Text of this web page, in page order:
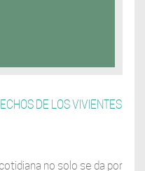
DE LOS VIVIENTES
no solo se da por